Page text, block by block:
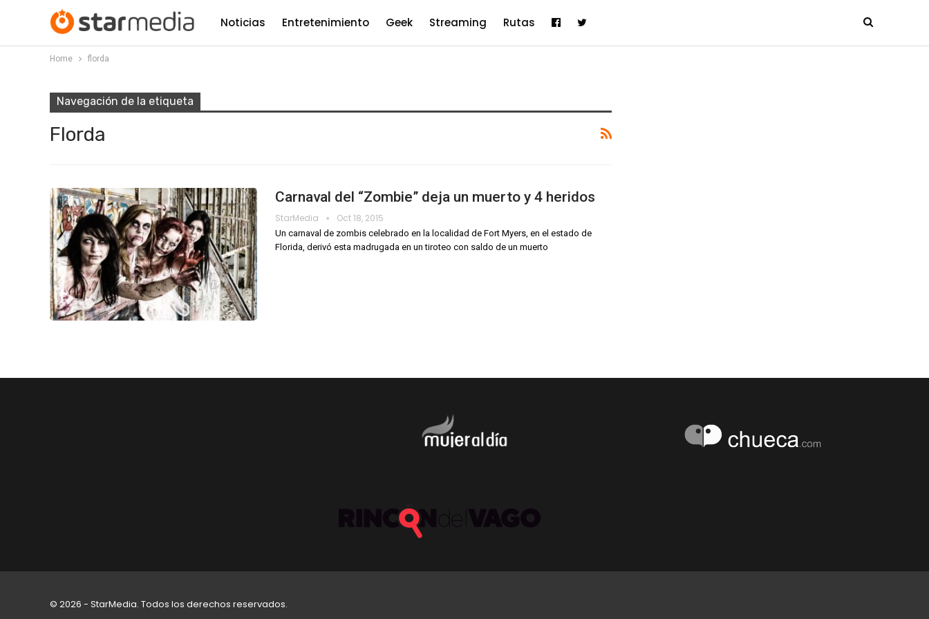
Noticias Entretenimiento Geek Streaming Rutas
Home florda
Navegación de la etiqueta
Florda
Carnaval del “Zombie” deja un muerto y 4 heridos
StarMedia Oct 18, 2015
Un carnaval de zombis celebrado en la localidad de Fort Myers, en el estado de
Florida, derivó esta madrugada en un tiroteo con saldo de un muerto
© 2026 - StarMedia. Todos los derechos reservados.